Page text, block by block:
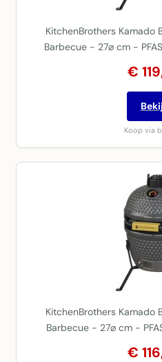
KitchenBrothers Kamado
Barbecue - 27⌀ cm -
€
Koop via
KitchenBrothers Kamado
Barbecue - 27⌀ cm -
€